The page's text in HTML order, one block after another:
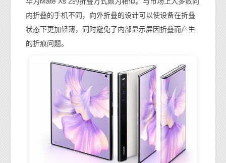
内折叠的手机不同，向外折叠的设计可以使设备在折叠
状态下更加轻薄，同时避免了内部显示屏因折叠而产生
的折痕问题。